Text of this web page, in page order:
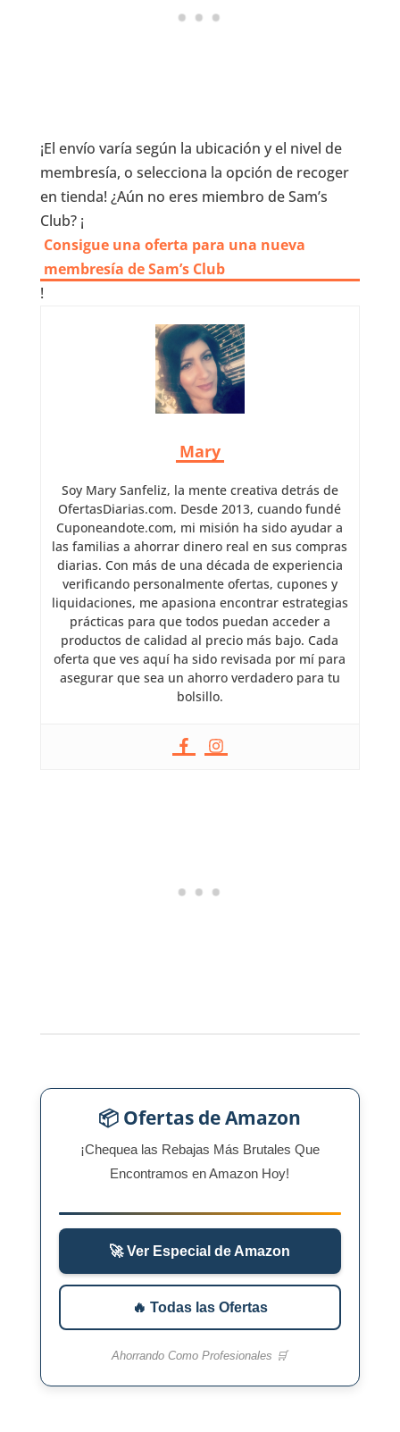
¡El envío varía según la ubicación y el nivel de
membresía, o selecciona la opción de recoger
en tienda! ¿Aún no eres miembro de Sam’s
Club? ¡
Consigue una oferta para una nueva
membresía de Sam’s Club
!
Mary
Soy Mary Sanfeliz, la mente creativa detrás de
OfertasDiarias.com. Desde 2013, cuando fundé
Cuponeandote.com, mi misión ha sido ayudar a
las familias a ahorrar dinero real en sus compras
diarias. Con más de una década de experiencia
verificando personalmente ofertas, cupones y
liquidaciones, me apasiona encontrar estrategias
prácticas para que todos puedan acceder a
productos de calidad al precio más bajo. Cada
oferta que ves aquí ha sido revisada por mí para
asegurar que sea un ahorro verdadero para tu
bolsillo.
📦 Ofertas de Amazon
¡Chequea las Rebajas Más Brutales Que
Encontramos en Amazon Hoy!
🚀 Ver Especial de Amazon
🔥 Todas las Ofertas
Ahorrando Como Profesionales 🛒